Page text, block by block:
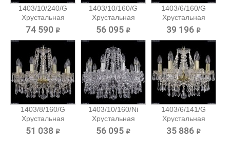
1403/10/240/G
Хрустальная
подвесная...
74 590 ₽
1403/10/160/G
Хрустальная
подвесная...
56 095 ₽
1403/6/160/G
Хрустальная
подвесная...
39 196 ₽
1403/8/160/G
Хрустальная
подвесная...
51 038 ₽
1403/10/160/Ni
Хрустальная
подвесная...
56 095 ₽
1403/6/141/G
Хрустальная
подвесная...
35 886 ₽